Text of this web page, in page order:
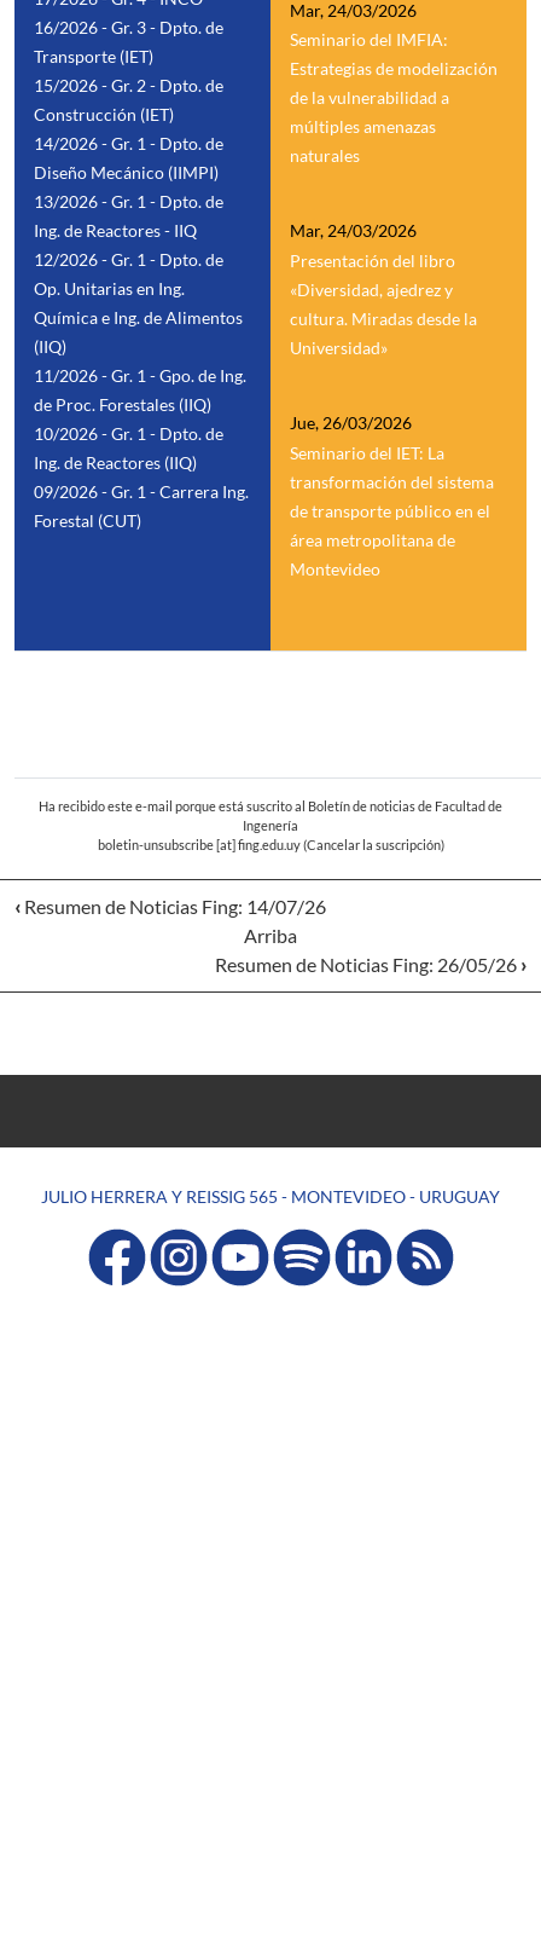
16/2026 - Gr. 3 - Dpto. de
Transporte (IET)
15/2026 - Gr. 2 - Dpto. de
Construcción (IET)
14/2026 - Gr. 1 - Dpto. de
Diseño Mecánico (IIMPI)
13/2026 - Gr. 1 - Dpto. de
Ing. de Reactores - IIQ
12/2026 - Gr. 1 - Dpto. de
Op. Unitarias en Ing.
Química e Ing. de Alimentos
(IIQ)
11/2026 - Gr. 1 - Gpo. de Ing.
de Proc. Forestales (IIQ)
10/2026 - Gr. 1 - Dpto. de
Ing. de Reactores (IIQ)
09/2026 - Gr. 1 - Carrera Ing.
Forestal (CUT)
Mar, 24/03/2026
Seminario del IMFIA:
Estrategias de modelización
de la vulnerabilidad a
múltiples amenazas
naturales
Mar, 24/03/2026
Presentación del libro
«Diversidad, ajedrez y
cultura. Miradas desde la
Universidad»
Jue, 26/03/2026
Seminario del IET: La
transformación del sistema
de transporte público en el
área metropolitana de
Montevideo
Ha recibido este e-mail porque está suscrito al Boletín de noticias de Facultad de
Ingenería
boletin-unsubscribe[at]fing.edu.uy(Cancelar la suscripción)
‹ Resumen de Noticias Fing: 14/07/26
Arriba
Resumen de Noticias Fing: 26/05/26 ›
JULIO HERRERA Y REISSIG 565 - MONTEVIDEO - URUGUAY